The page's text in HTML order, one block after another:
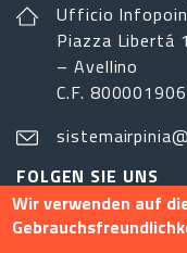
Ufficio
Piazza Libertá
– Avellino
C.F.
FOLGEN SIE UNS
Wir verwenden auf